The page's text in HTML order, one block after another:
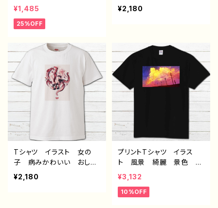
レディース 面白Tシャツ
イラスト 個性的 おすす
め 面白い ユニーク 人
師 クリエイター オリジ
ナル デザイン グッズ
白 半袖シャツ デザイ
ン コラボ ネタTシャツ
ノンブランド タイトル：デザ
インTシャツ №630 H-7
¥1,485
25%OFF
的 おすすめ イラストレ
ーター 絵師 クリエイタ
デザイン グッズ タイト
ル： 捕食系メイド 作：よう
か
¥2,180
Tシャツ イラスト 女の
子 病みかわいい おしゃ
れ 個性的 おすすめ イ
ラストレーター 絵師 ク
¥2,180
プリントTシャツ イラス
ト 風景 綺麗 景色 美
しい エモい かっこい
い メンズ レディース
おしゃれ 個性的 おすす
¥3,132
10%OFF